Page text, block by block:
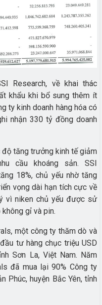
Research, về khai thác
khẩu khi bổ sung thêm ít
ty kinh doanh hàng hóa có
nhận 330 tỷ đồng doanh
tăng trưởng kinh tế giảm
cầu khoáng sản. SSI
18%, chủ yếu nhờ tăng
vọng dài hạn tích cực về
vì niken chủ yếu được sử
gỉ và pin.
một công ty thăm dò và
tư hàng chục triệu USD
Sơn La, Việt Nam. Năm
đã mua lại 90% Công ty
Phúc, huyện Bắc Yên, tỉnh